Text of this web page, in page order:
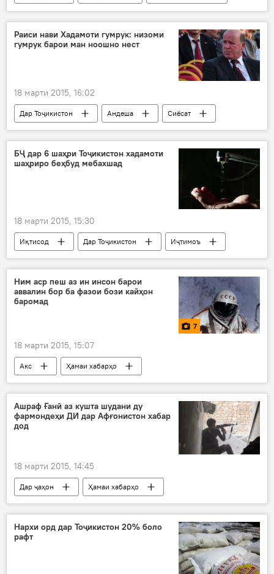
Фарҳанг
Саноат
Крис Капосела
Microsoft
ҳазф
Раиси нави Хадамоти гумрук: низоми
гумрук барои ман ноошно нест
18 марти 2015, 16:02
Дар Тоҷикистон Андеша
Сиёсат
Ҳамаи хабарҳо
Амният ва мудофиа
Рустами Эмомалӣ
Абдулфаттоҳи Ғоиб
Хадамоти гумруки Тоҷикистон
ислоҳод дар низоми гумрукӣ
БҶ дар 6 шаҳри Тоҷикистон хадамоти
шаҳриро беҳбуд мебахшад
18 марти 2015, 15:30
Иқтисод Дар Тоҷикистон
Иҷтимоъ
Ҳамаи хабарҳо
Саноат
Бонки ҷаҳонӣ
ироъаи кӯмаки билоъиваз
беҳбуд бахшидан
Ним аср пеш аз ин инсон барои
аввалин бор ба фазои бози кайҳон
баромад
7
18 марти 2015, 15:07
Акс Ҳамаи хабарҳо
Ашраф Ғанӣ аз кушта шудани ду
фармондеҳи ДИ дар Афғонистон хабар
дод
18 марти 2015, 14:45
Дар ҷаҳон
Ҳамаи хабарҳо
Амният ва мудофиа
Осиёи Марказӣ
Ашраф Ғанӣ
Зоҳир Танин
Нархи орд дар Тоҷикистон 20% боло
рафт